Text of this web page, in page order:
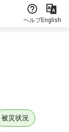
ヘルプEnglish
被災状況